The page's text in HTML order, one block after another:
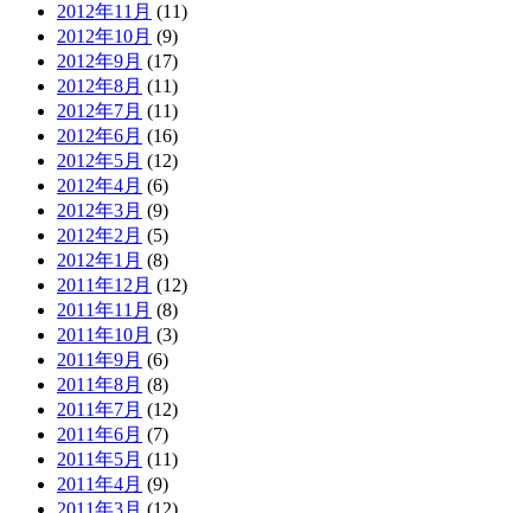
2012年11月 (11)
2012年10月 (9)
2012年9月 (17)
2012年8月 (11)
2012年7月 (11)
2012年6月 (16)
2012年5月 (12)
2012年4月 (6)
2012年3月 (9)
2012年2月 (5)
2012年1月 (8)
2011年12月 (12)
2011年11月 (8)
2011年10月 (3)
2011年9月 (6)
2011年8月 (8)
2011年7月 (12)
2011年6月 (7)
2011年5月 (11)
2011年4月 (9)
2011年3月 (12)